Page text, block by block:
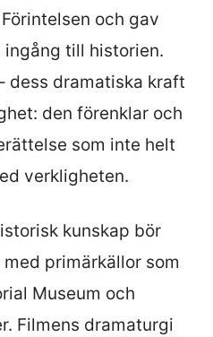
och gav
till historien.
dess dramatiska kraft
den förenklar och
som inte helt
verkligheten.
kunskap bör
primärkällor som
Museum och
Filmens dramaturgi